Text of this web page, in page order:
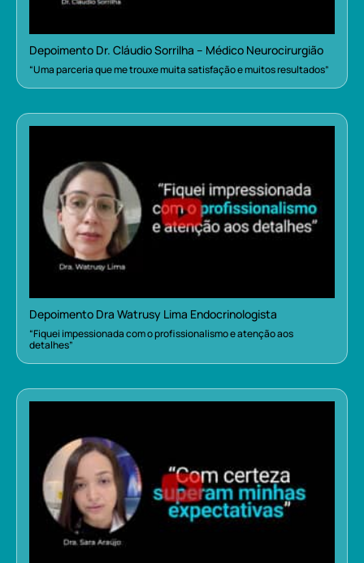
Depoimento Dr. Cláudio Sorrilha – Médico Neurocirurgião
“Uma parceria que me trouxe muita satisfação e muitos resultados”
Depoimento Dra Watrusy Lima Endocrinologista
“Fiquei impessionada com o profissionalismo e atenção aos
detalhes”